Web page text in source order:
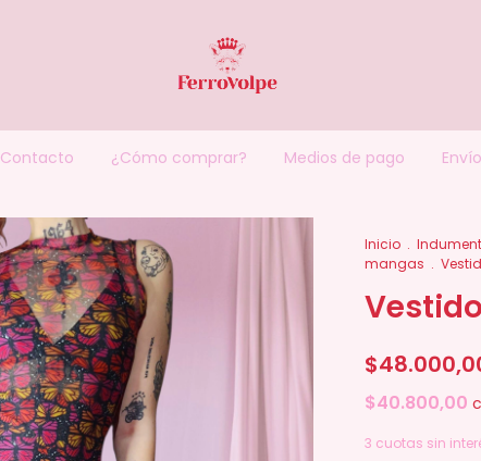
Contacto ¿Cómo comprar? Medios de pago
Inicio .
mangas .
$40.800,00
3 cuotas sin